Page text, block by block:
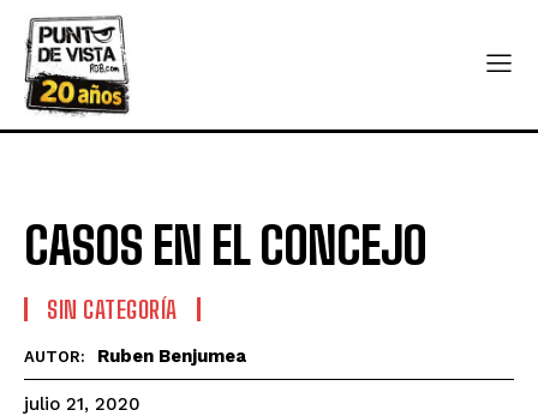
CASOS EN EL CONCEJO
SIN CATEGORÍA
AUTOR: Ruben Benjumea
julio 21, 2020